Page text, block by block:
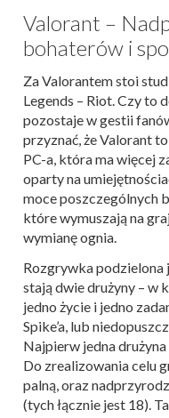
Valorant –
bohaterów i
Za Valorantem stoi
Legends – Riot. Czy to
pozostaje w gestii
przyznać, że Valorant
PC-a, która ma więcej
oparty na
moce poszczególnych
które wymuszają na
wymianę ognia.
Rozgrywka podzielona
stają dwie drużyny – w
jedno życie i jedno
Spike’a, lub
Najpierw jedna
Do zrealizowania celu
palną, oraz
(tych łącznie jest 18).